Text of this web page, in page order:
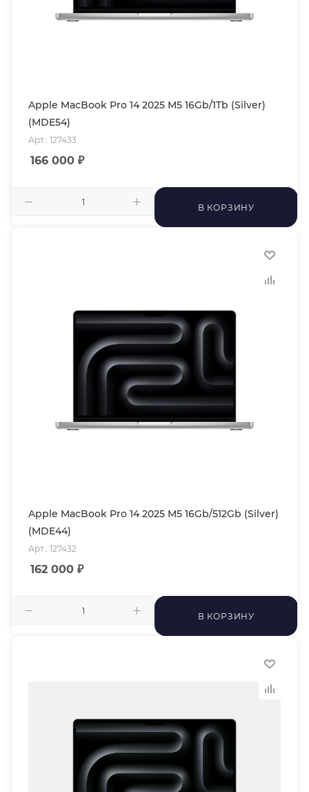
Apple MacBook Pro 14 2025 M5 16Gb/1Tb (Silver)
(MDE54)
Арт.: 127433
166 000 ₽
В КОРЗИНУ
Apple MacBook Pro 14 2025 M5 16Gb/512Gb (Silver)
(MDE44)
Арт.: 127432
162 000 ₽
В КОРЗИНУ